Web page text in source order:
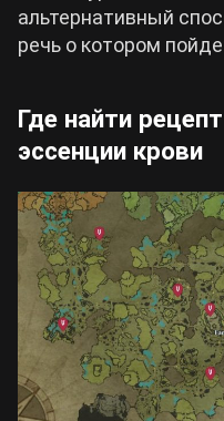
альтернативный
речь о котором
Где найти
эссенции крови